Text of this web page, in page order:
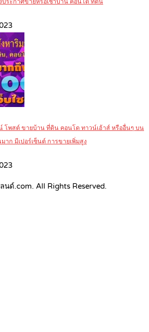
ประกาศขายหรือเช่าบ้าน คอนโด ที่ดิน
โพสต์ ขายบ้าน ที่ดิน คอนโด ทาวน์เฮ้าส์ หรืออื่นๆ บน
มาก มีเปอร์เซ็นต์ การขายเพิ่มสูง
ด์.com. All Rights Reserved.